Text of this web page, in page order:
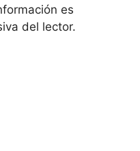
es
del lector.